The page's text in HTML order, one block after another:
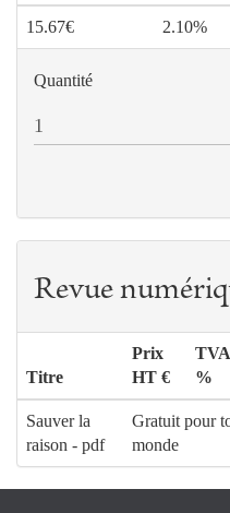
15.67€ 2.10%
Quantité
Revue
Titre
Prix
HT €
TVA
%
Sauver la
raison - pdf
Gratuit pour
monde